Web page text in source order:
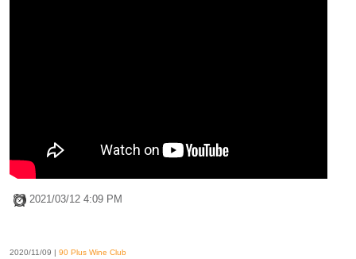
2021/03/12 4:09 PM
2020/11/09 | 90 Plus Wine Club